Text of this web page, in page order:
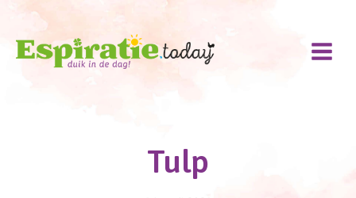
Doorgaan
inhoud
Tulp